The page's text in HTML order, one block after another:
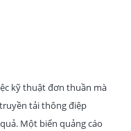
kỹ thuật đơn thuần mà
tải thông điệp
Một biển quảng cáo